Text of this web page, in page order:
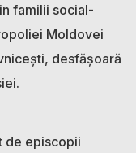
familii social-
Moldovei
desfășoară
de episcopii